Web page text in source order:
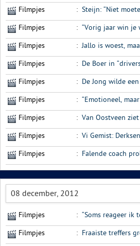
Filmpjes : Steijn: “Niet
Filmpjes : “Vorig jaar win je
Filmpjes : Jallo is woest,
Filmpjes : De Boer in
Filmpjes : De Jong wilde
Filmpjes : “Emotioneel,
Filmpjes : Van Oostveen
Filmpjes : Vi Gemist:
Filmpjes : Falende coach
08 december, 2012
Filmpjes : “Soms reageer ik
Filmpjes : Fraaiste treffers